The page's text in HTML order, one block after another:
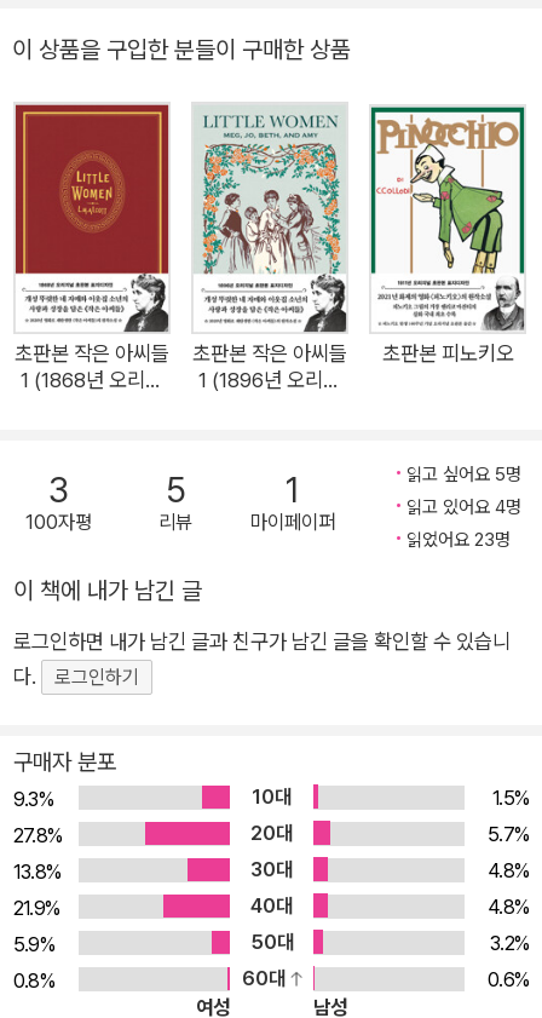
컬 흥행 신기록을 수립한 바로 그 작품! 대한민국 뮤지컬의 역사
모습으로 공연을 시작한다. 전회 매진, 전회 기립박수를 받은 작
품답게 이번에도 공연이 시작되기도 전에 엄청난 기대를 모으고
있다. 특히, <지킬앤하이드> 하면 바로 떠오르는 뮤지컬 스타 조
승우가 출연하는 날은 이미 매진 세례다. 매해 새로운 신화로 화
제를 불러일으킨 <지킬앤하이드>의 원작, 《지킬 박사와 하이
드》를 1886년 초판본 디자인으로 소장가치를 더해 독자들을 만
난다. 더스토리 《지킬 박사와 하이드》1886년 판 초판본 표지 디
자인 치밀한 묘사로 온갖 위선을 폭로한 걸작 《지킬 박사와 하이
드》가 출간될 당시에는 인간의 가장 깊은 곳에 잠재되어 있는 본
양면성을 가장 치밀하고 심도 있게 그려 냈기 때문이다. 19세기
런던, 겨울 새벽의 짙은 어둠 속에서 끔찍한 폭행 사건이 벌어진
은 사람들은 그자가 얼마나 잔인했는지에 대해 이야기한다. 그리
고 그가 내민 수표가 지역의 명망 있는 의사 지킬의 것이었다는
말에 어터슨은 지킬 박사와 하이드의 관계에 대해 의문을 갖기 시
작한다. 연이어 벌어지는 충격적인 사건들과 서서히 드러나는 하
험은 비극적 결말을 초래한다. 경건하고 선한 겉모습 속에 숨겨진
사악한 욕망이 가득한 내면을 스티븐슨만의 심리 묘사로 빅토리
아 시대의 욕망으로 가득 찬 속마음을 감춘 채 겉으로는 체면을
중시했던 인간의 양면성을 꼬집는다. 이에는 사회적 위선을 폭로
하는 풍자도 깃들어 있다. 내 안에 존재하는 또 다른 나 무너진 선
악, 인간의 양면성 이 작품은 모호한 선악의 경계를 상징하듯 늘
안개 끼고 음산한 19세기 런던을 배경으로 이야기가 펼쳐진다.
이 상품을 구입한 분들이 구매한 상품
초판본 작은 아씨들
1 (1868년 오리지
초판본 작은 아씨들
1 (1896년 오리지
초판본 피노키오
3
100자평
5
리뷰
1
마이페이퍼
읽고 싶어요 5명
읽고 있어요 4명
읽었어요 23명
이 책에 내가 남긴 글
로그인하면 내가 남긴 글과 친구가 남긴 글을 확인할 수 있습니
다.
로그인하기
구매자 분포
9.3% 10대
1.5%
27.8%
20대
5.7%
13.8%
30대
4.8%
21.9%
40대
4.8%
5.9%
50대
3.2%
0.8%
60대
0.6%
여성
남성